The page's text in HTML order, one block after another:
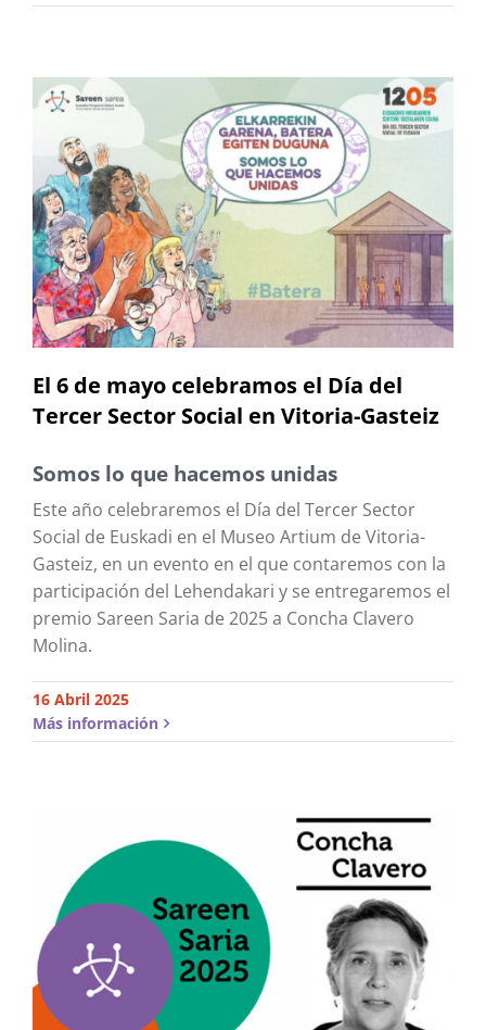
El 6 de mayo celebramos el Día del
Tercer Sector Social en Vitoria-Gasteiz
Somos lo que hacemos unidas
Este año celebraremos el Día del Tercer Sector
Social de Euskadi en el Museo Artium de Vitoria-
Gasteiz, en un evento en el que contaremos con la
participación del Lehendakari y se entregaremos el
premio Sareen Saria de 2025 a Concha Clavero
Molina.
16 Abril 2025
Más información